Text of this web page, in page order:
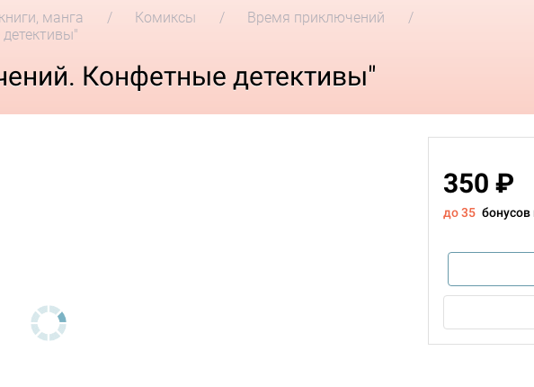
манга Комиксы
Время приключений
Конфетные детективы"
350 ₽
до 35